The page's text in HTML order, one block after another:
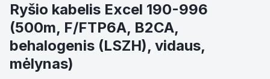
Ryšio kabelis Excel 190-996
(500m, F/FTP6A, B2CA,
behalogenis (LSZH), vidaus,
mėlynas)